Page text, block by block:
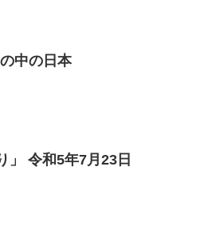
中の日本
」 令和5年7月23日